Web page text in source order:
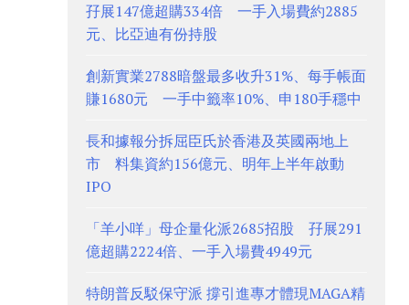
孖展147億超購334倍 一手入場費約2885
元、比亞迪有份持股
創新實業2788暗盤最多收升31%、每手帳面
賺1680元 一手中籤率10%、申180手穩中
長和據報分拆屈臣氏於香港及英國兩地上
市 料集資約156億元、明年上半年啟動
IPO
「羊小咩」母企量化派2685招股 孖展291
億超購2224倍、一手入場費4949元
特朗普反駁保守派 撐引進專才體現MAGA精